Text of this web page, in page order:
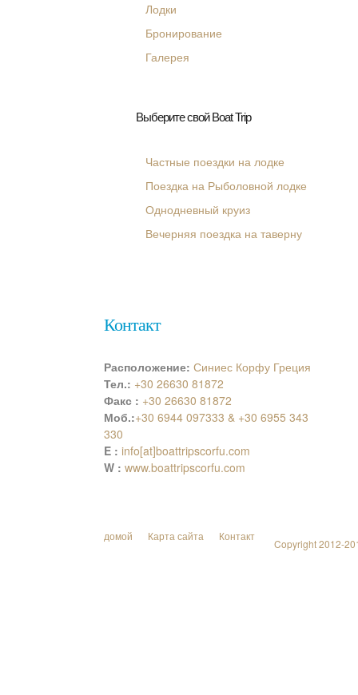
Лодки
Бронирование
Галерея
Выберите свой Boat Trip
Частные поездки на лодке
Поездка на Рыболовной лодке
Однодневный круиз
Вечерняя поездка на таверну
Контакт
Расположение: Синиес Корфу Греция
Тел.: +30 26630 81872
Факс : +30 26630 81872
Моб.:+30 6944 097333 & +30 6955 343
330
E : info[at]boattripscorfu.com
W : www.boattripscorfu.com
домой Карта сайта Контакт
Copyright 2012-